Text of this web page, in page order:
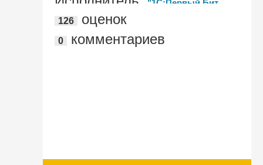
"1С:Первый Бит,
Хабаровск"
126 оценок
0 комментариев